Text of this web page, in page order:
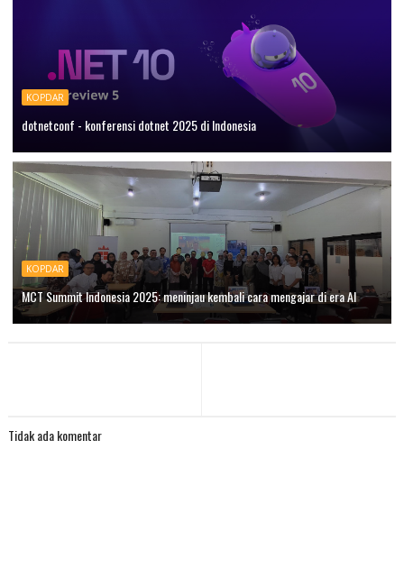
KOPDAR
dotnetconf - konferensi dotnet 2025 di Indonesia
KOPDAR
MCT Summit Indonesia 2025: meninjau kembali cara mengajar di era AI
Tidak ada komentar